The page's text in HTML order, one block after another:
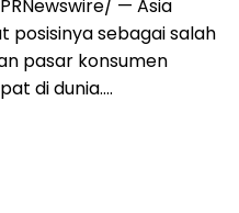
— Asia
sebagai salah
pasar konsumen
di dunia….